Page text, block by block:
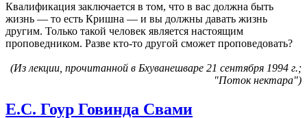
Квалификация заключается в том, что в вас должна быть
жизнь — то есть Кришна — и вы должны давать жизнь
другим. Только такой человек является настоящим
проповедником. Разве кто-то другой сможет проповедовать?
(Из лекции, прочитанной в Бхуванешваре 21 сентября 1994 г.;
"Поток нектара")
Е.С. Гоур Говинда Свами